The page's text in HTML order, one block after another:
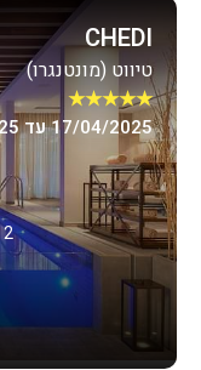
CHEDI
טיווט (מונטנגרו)
★★★★★
17/04/2025 עד 20/04/2025
2 מבוגרים, לינה וארוחת בוקר